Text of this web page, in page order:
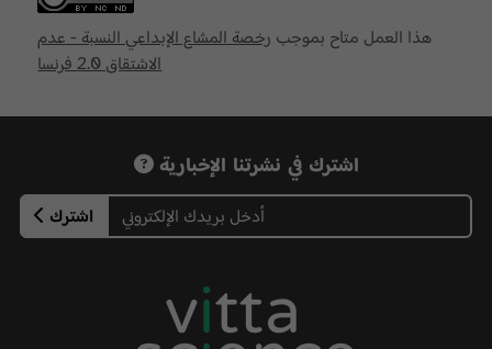
هذا العمل متاح بموجب رخصة المشاع الإبداعي النسبة - عدم
الاشتقاق 2.0 فرنسا
اشترك في نشرتنا الإخبارية
اشترك